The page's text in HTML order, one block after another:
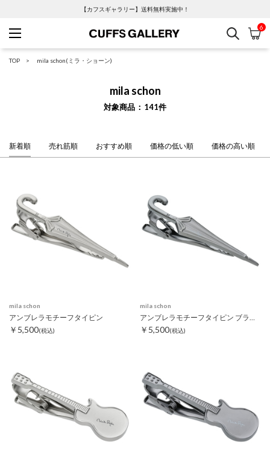
【カフスギャラリー】送料無料実施中！
Cuffs Gallery
検索 カ
6
TOP mila schon(ミラ・ショーン)
mila schon
対象商品 141件
新着順 売れ筋順 おすすめ順 価格の低い順 価格の高い順
mila schon
アンブレラモチーフタイピン
￥5,500(税込)
mila schon
￥5,500(税込)